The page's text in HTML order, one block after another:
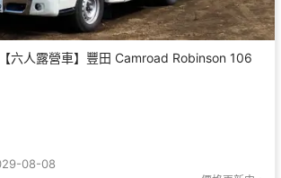
六人露營車】豐田 Camroad Robinson 106
08-08